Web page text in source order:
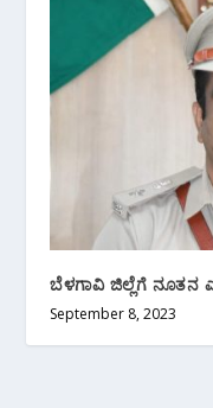
ಬೆಳಗಾವಿ ಜಿಲ್ಲೆಗೆ ನೂತನ
September 8, 2023